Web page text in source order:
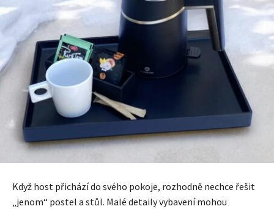
Když host přichází do svého pokoje, rozhodně nechce řešit
„jenom“ postel a stůl. Malé detaily vybavení mohou